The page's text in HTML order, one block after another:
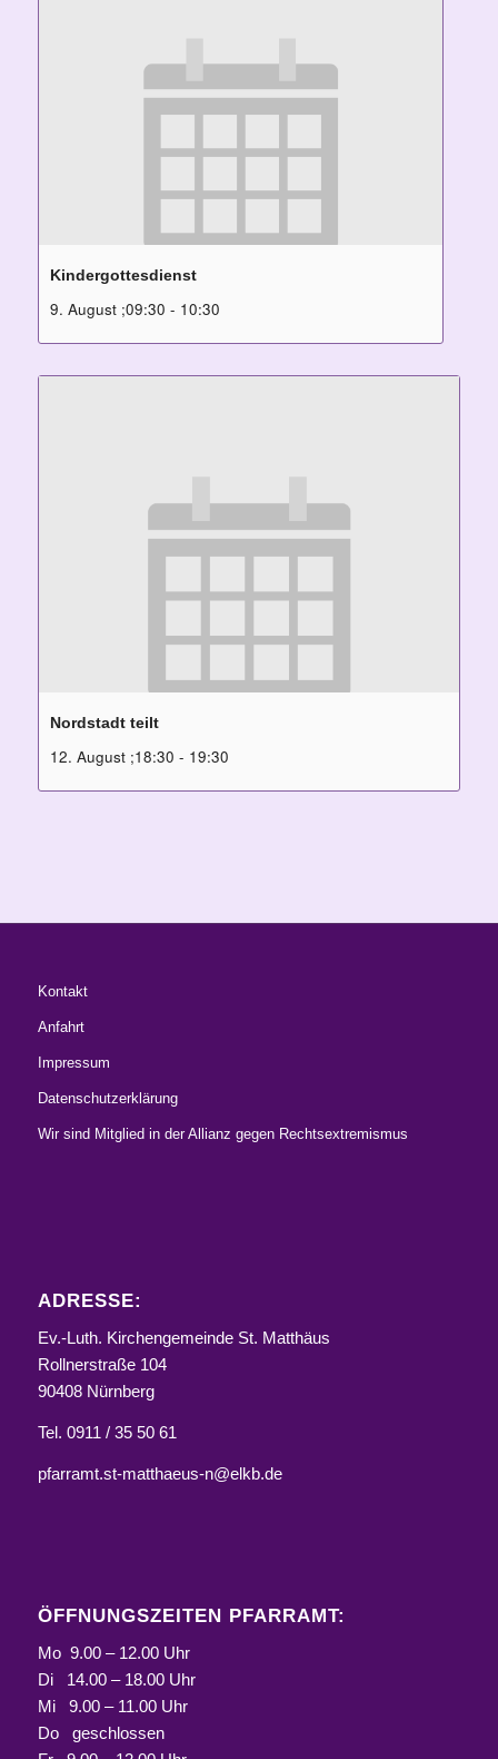
Kindergottesdienst
9. August ;09:30 - 10:30
Nordstadt teilt
12. August ;18:30 - 19:30
Kontakt
Anfahrt
Impressum
Datenschutzerklärung
Wir sind Mitglied in der Allianz gegen Rechtsextremismus
ADRESSE:
Ev.-Luth. Kirchengemeinde St. Matthäus
Rollnerstraße 104
90408 Nürnberg
Tel. 0911 / 35 50 61
pfarramt.st-matthaeus-n@elkb.de
ÖFFNUNGSZEITEN PFARRAMT:
Mo 9.00 – 12.00 Uhr
Di 14.00 – 18.00 Uhr
Mi 9.00 – 11.00 Uhr
Do geschlossen